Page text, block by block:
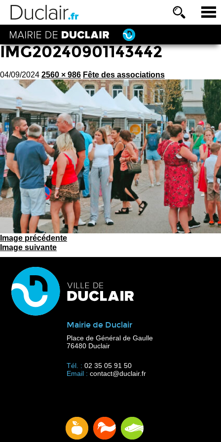
IMG20240901143442
04/09/2024 2560 × 986 Fête des associations
Image précédente
Image suivante
Mairie de Duclair
Place de Général de Gaulle
76480 Duclair
Tél. : 02 35 05 91 50
Email : contact@duclair.fr